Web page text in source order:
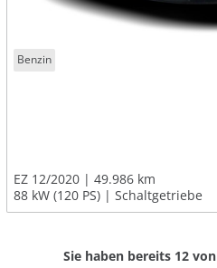
Benzin
EZ 12/2020
49.986 km
88 kW (120 PS)
Schaltgetriebe
Sie haben bereits 12von